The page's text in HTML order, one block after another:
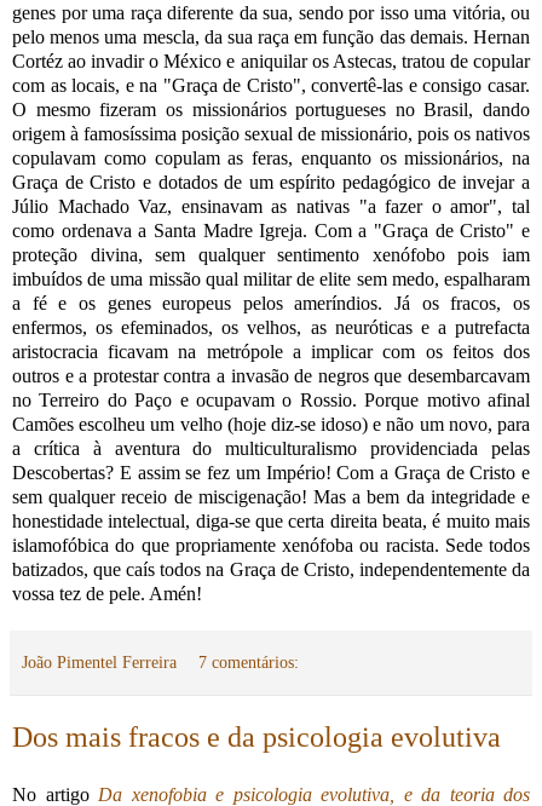
genes por uma raça diferente da sua, sendo por isso uma vitória, ou
pelo menos uma mescla, da sua raça em função das demais. Hernan
Cortéz ao invadir o México e aniquilar os Astecas, tratou de copular
com as locais, e na "Graça de Cristo", convertê-las e consigo casar.
O mesmo fizeram os missionários portugueses no Brasil, dando
origem à famosíssima posição sexual de missionário, pois os nativos
copulavam como copulam as feras, enquanto os missionários, na
Graça de Cristo e dotados de um espírito pedagógico de invejar a
Júlio Machado Vaz, ensinavam as nativas "a fazer o amor", tal
como ordenava a Santa Madre Igreja. Com a "Graça de Cristo" e
proteção divina, sem qualquer sentimento xenófobo pois iam
imbuídos de uma missão qual militar de elite sem medo, espalharam
a fé e os genes europeus pelos ameríndios. Já os fracos, os
enfermos, os efeminados, os velhos, as neuróticas e a putrefacta
aristocracia ficavam na metrópole a implicar com os feitos dos
outros e a protestar contra a invasão de negros que desembarcavam
no Terreiro do Paço e ocupavam o Rossio. Porque motivo afinal
Camões escolheu um velho (hoje diz-se idoso) e não um novo, para
a crítica à aventura do multiculturalismo providenciada pelas
Descobertas? E assim se fez um Império! Com a Graça de Cristo e
sem qualquer receio de miscigenação! Mas a bem da integridade e
honestidade intelectual, diga-se que certa direita beata, é muito mais
islamofóbica do que propriamente xenófoba ou racista. Sede todos
batizados, que caís todos na Graça de Cristo, independentemente da
vossa tez de pele. Amén!
João Pimentel Ferreira 7 comentários:
Dos mais fracos e da psicologia evolutiva
No artigo Da xenofobia e psicologia evolutiva, e da teoria dos